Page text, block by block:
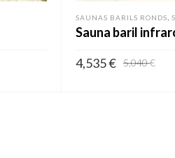
SAUNAS BARILS RONDS
Sauna baril
5,040€
4,535€